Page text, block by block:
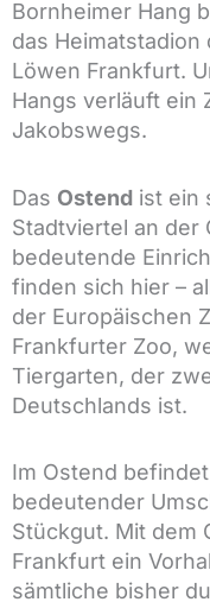
Bornheimer Hang
das
Löwen Frankfurt.
Hangs verläuft ein
Jakobswegs.
Das Ostend ist ein
Stadtviertel an der
bedeutende
finden sich hier –
der Europäischen
Frankfurter Zoo,
Tiergarten, der
Deutschlands ist.
Im Ostend
bedeutender
Stückgut. Mit dem
Frankfurt ein
sämtliche bisher